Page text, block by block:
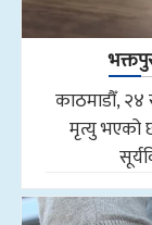
काठमाडौँ,
मृत्यु भएको